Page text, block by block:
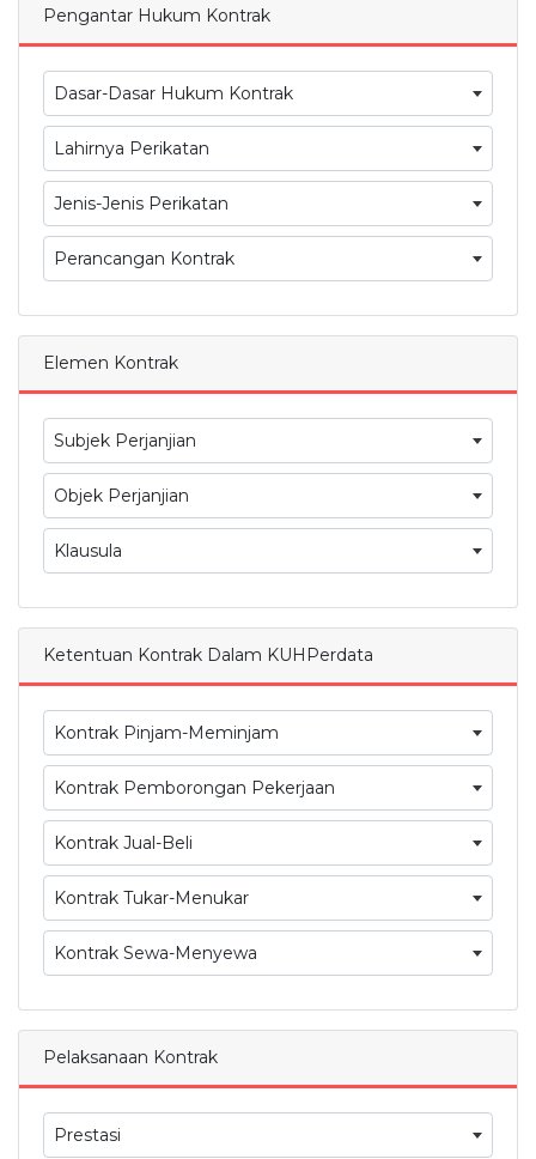
Pengantar Hukum Kontrak
Dasar-Dasar Hukum Kontrak
Lahirnya Perikatan
Jenis-Jenis Perikatan
Perancangan Kontrak
Elemen Kontrak
Subjek Perjanjian
Objek Perjanjian
Klausula
Ketentuan Kontrak Dalam KUHPerdata
Kontrak Pinjam-Meminjam
Kontrak Pemborongan Pekerjaan
Kontrak Jual-Beli
Kontrak Tukar-Menukar
Kontrak Sewa-Menyewa
Pelaksanaan Kontrak
Prestasi